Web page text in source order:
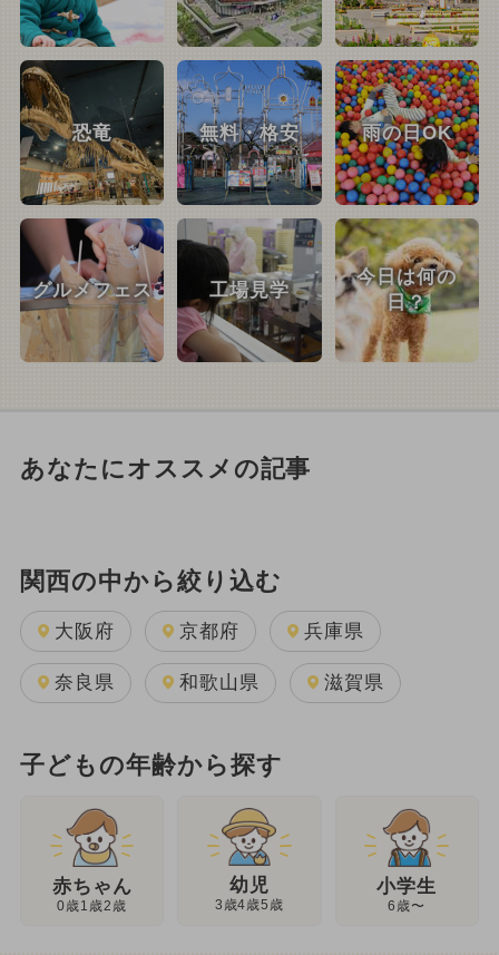
恐竜 無料・格安 雨の日OK
グルメフェス 工場見学
今日は何の
日？
あなたにオススメの記事
関西の中から絞り込む
大阪府 京都府 兵庫県
奈良県 和歌山県 滋賀県
子どもの年齢から探す
赤ちゃん
0歳1歳2歳
幼児
3歳4歳5歳
小学生
6歳〜